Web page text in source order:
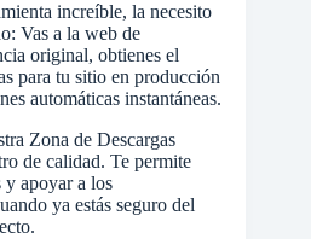
increíble, la necesito
Vas a la web de
original, obtienes el
para tu sitio en producción
automáticas instantáneas.
Zona de Descargas
de calidad. Te permite
y apoyar a los
ya estás seguro del